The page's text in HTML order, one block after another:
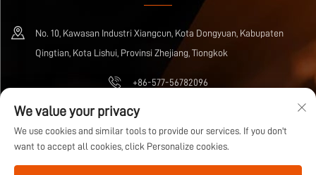
No. 10, Kawasan Industri Xiangcun, Kota Dongyuan, Kabupaten
Qingtian, Kota Lishui, Provinsi Zhejiang, Tiongkok
+86-577-56782096
[email protected]
We value your privacy
We use cookies and similar tools to provide our services. If you don't
want to accept all cookies, click Personalize cookies.